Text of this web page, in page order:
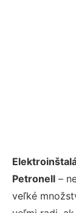
Petronell –
veľké